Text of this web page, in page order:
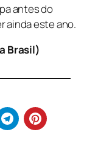
antes do
ainda este ano.
Brasil)